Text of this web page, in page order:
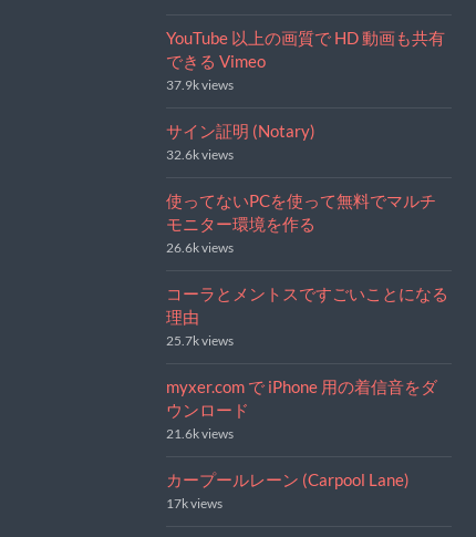
YouTube 以上の画質で HD 動画も共有
できる Vimeo
37.9k views
サイン証明 (Notary)
32.6k views
使ってないPCを使って無料でマルチ
モニター環境を作る
26.6k views
コーラとメントスですごいことになる
理由
25.7k views
myxer.com で iPhone 用の着信音をダ
ウンロード
21.6k views
カープールレーン (Carpool Lane)
17k views